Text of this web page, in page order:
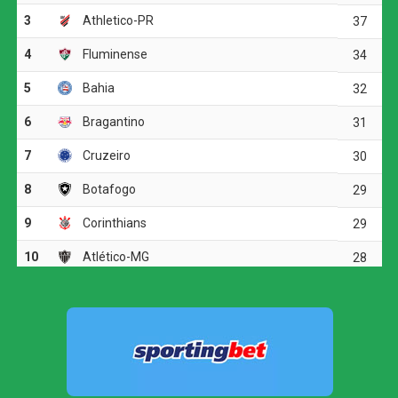
minutos. Após cobrança de escanteio, Marcos Paulo
cabeceou para baixo e exigiu uma boa defesa de
média e longa distância, mas não conseguiu superar o
goleiro adversário.
Aos 41 minutos, Igor Gomes recebeu pela esquerda da
área e teve uma boa chance para abrir o placar, porém
finalizou para fora. Quando a partida caminhava para a
disputa por pênaltis, o Galo encontrou o gol da
classificação.
Juventude e avança às quartas da Copa do Brasil
Em uma bola lançada para a área, a defesa do Juventude